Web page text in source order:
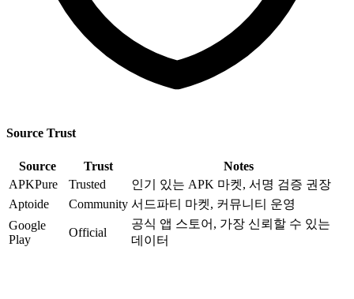
Source Trust
Source Trust
Notes
APKPure
Trusted
인기 있는 APK 마켓, 서명 검증 권장
Aptoide
Community 서드파티 마켓, 커뮤니티 운영
Google
Play
Official
공식 앱 스토어, 가장 신뢰할 수 있는
데이터